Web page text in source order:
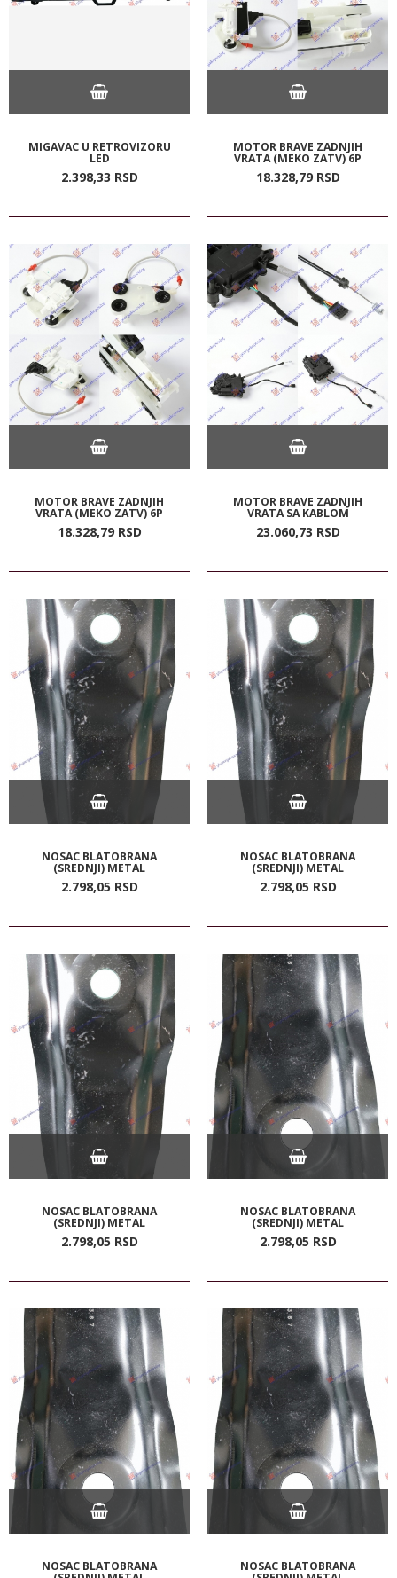
MIGAVAC U RETROVIZORU
LED
2.398,33 RSD
MOTOR BRAVE ZADNJIH
VRATA (MEKO ZATV) 6P
18.328,79 RSD
MOTOR BRAVE ZADNJIH
VRATA (MEKO ZATV) 6P
18.328,79 RSD
MOTOR BRAVE ZADNJIH
VRATA SA KABLOM
23.060,73 RSD
NOSAC BLATOBRANA
(SREDNJI) METAL
2.798,05 RSD
NOSAC BLATOBRANA
(SREDNJI) METAL
2.798,05 RSD
NOSAC BLATOBRANA
(SREDNJI) METAL
2.798,05 RSD
NOSAC BLATOBRANA
(SREDNJI) METAL
2.798,05 RSD
NOSAC BLATOBRANA NOSAC BLATOBRANA